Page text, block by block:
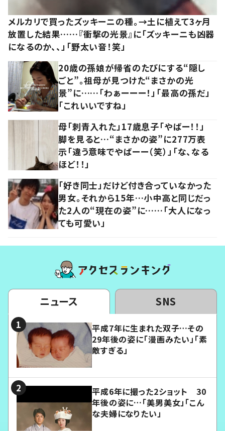
メルカリで買ったズッキーニの種。→土に植えて3ヶ月
放置した結果……『衝撃の光景』に「ズッキーニも凶器
になるのか、、」「野太い音！笑」
20歳の孫娘が帰省のたびにする“隠し
ごと”。祖母が見つけた“まさかの光
景”に……「わぁーーー！」「最高の孫だ」
「これいいですね」
母「刺青入れた」17歳息子「やばー！！」
脚を見ると…“まさかの姿”に277万表
示「違う意味でやばーー（笑）」「な、なる
ほど！！」
「好き同士」だけど付き合っていなかった
男女。それから15年…小中高と同じだっ
た2人の“現在の姿”に……「大人になっ
ても可愛い」
ニュース SNS
平成7年に生まれた双子…その
29年後の姿に「漫画みたい」「素
敵すぎる」
平成6年に撮った2ショット 30
年後の姿に…「美男美女」「こん
な夫婦になりたい」